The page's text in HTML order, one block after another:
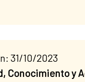
31/10/2023
Conocimiento y